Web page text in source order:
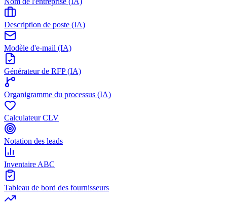
Description de poste (IA)
Modèle d'e-mail (IA)
Générateur de RFP (IA)
Organigramme du processus (IA)
Calculateur CLV
Notation des leads
Inventaire ABC
Tableau de bord des fournisseurs